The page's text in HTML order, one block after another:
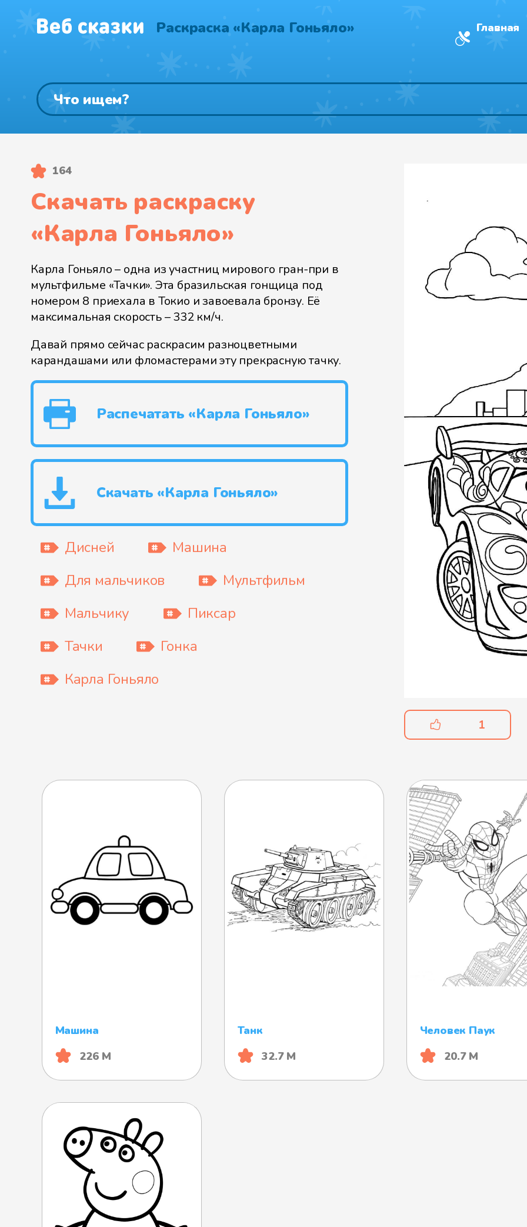
Раскраска «Карла Гоньяло» Главная
1
164
Скачать раскраску
«Карла Гоньяло»
Карла Гоньяло – одна из участниц мирового гран-при в
мультфильме «Тачки». Эта бразильская гонщица под
номером 8 приехала в Токио и завоевала бронзу. Её
максимальная скорость – 332 км/ч.
Давай прямо сейчас раскрасим разноцветными
карандашами или фломастерами эту прекрасную тачку.
Распечатать «Карла Гоньяло»
Скачать «Карла Гоньяло»
Дисней
Машина
Для мальчиков
Мультфильм
Мальчику
Пиксар
Тачки
Гонка
Карла Гоньяло
Машина
226 М
Танк
32.7 М
Человек Паук
20.7 М